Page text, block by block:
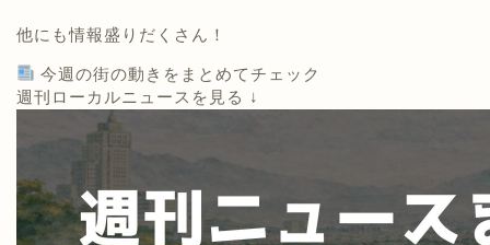
他にも情報盛りだくさん！
今週の街の動きをまとめてチェック
週刊ローカルニュースを見る ↓